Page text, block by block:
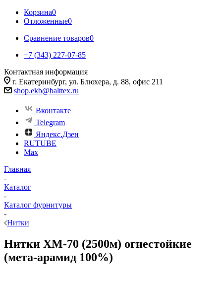
Корзина0
Отложенные0
Сравнение товаров0
+7 (343) 227-07-85
Контактная информация
г. Екатеринбург, ул. Блюхера, д. 88, офис 211
shop.ekb@balttex.ru
Вконтакте
Telegram
Яндекс.Дзен
RUTUBE
Max
Главная
-
Каталог
-
Каталог фурнитуры
-
Нитки
Нитки XM-70 (2500м) огнестойкие
(мета-арамид 100%)